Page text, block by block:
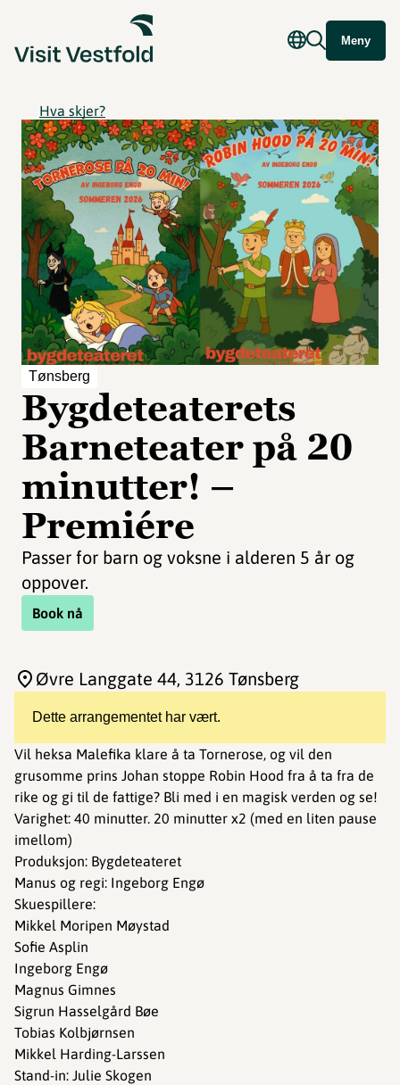
Meny
Hva skjer?
Tønsberg
Bygdeteaterets
Barneteater på 20
minutter! –
Premiére
Passer for barn og voksne i alderen 5 år og
oppover.
Book nå
Dette arrangementet har vært.
Vil heksa Malefika klare å ta Tornerose, og vil den
grusomme prins Johan stoppe Robin Hood fra å ta fra de
rike og gi til de fattige? Bli med i en magisk verden og se!
Varighet: 40 minutter. 20 minutter x2 (med en liten pause
imellom)
Produksjon: Bygdeteateret
Manus og regi: Ingeborg Engø
Skuespillere:
Mikkel Moripen Møystad
Sofie Asplin
Ingeborg Engø
Magnus Gimnes
Sigrun Hasselgård Bøe
Tobias Kolbjørnsen
Mikkel Harding-Larssen
Stand-in: Julie Skogen
Øvre Langgate 44, 3126 Tønsberg